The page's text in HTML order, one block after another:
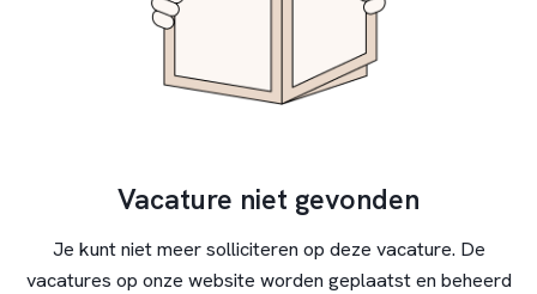
Vacature niet gevonden
Je kunt niet meer solliciteren op deze vacature. De
vacatures op onze website worden geplaatst en beheerd